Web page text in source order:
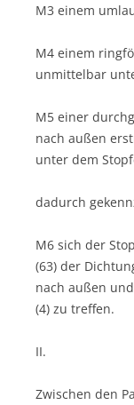
M3 einem
M4 einem
unmittelbar
M5 einer
nach außen
unter dem
dadurch
M6 sich der
(63) der
nach außen
(4) zu treffen.
II.
Zwischen den